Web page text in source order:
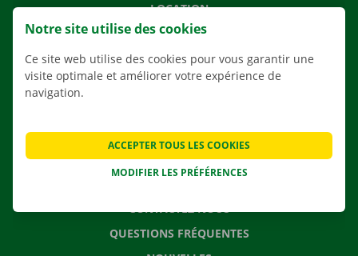
LOCATION
NOS VÉHICULES
NOS SERVICES
AGENCES
SOLUTIONS DE DÉMÉNAGEMENT
CONTACTEZ NOUS
QUESTIONS FRÉQUENTES
Notre site utilise des cookies
Ce site web utilise des cookies pour vous garantir une
visite optimale et améliorer votre expérience de
navigation.
MODIFIER LES PRÉFÉRENCES
ACCEPTER TOUS LES COOKIES